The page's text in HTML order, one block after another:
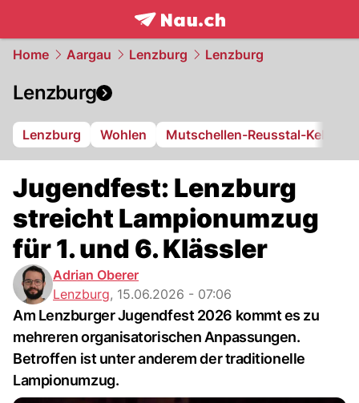
frontpage.NAU.ch
Home Aargau Lenzburg Lenzburg
Lenzburg
Lenzburg Wohlen Mutschellen-Reusstal-
Jugendfest: Lenzburg
streicht Lampionumzug
für 1. und 6. Klässler
Adrian Oberer
Lenzburg, 15.06.2026 - 07:06
Am Lenzburger Jugendfest 2026 kommt es zu
mehreren organisatorischen Anpassungen.
Betroffen ist unter anderem der traditionelle
Lampionumzug.